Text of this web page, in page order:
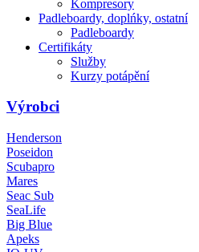
Kompresory
Padleboardy, doplńky, ostatní
Padleboardy
Certifikáty
Služby
Kurzy potápění
Výrobci
Henderson
Poseidon
Scubapro
Mares
Seac Sub
SeaLife
Big Blue
Apeks